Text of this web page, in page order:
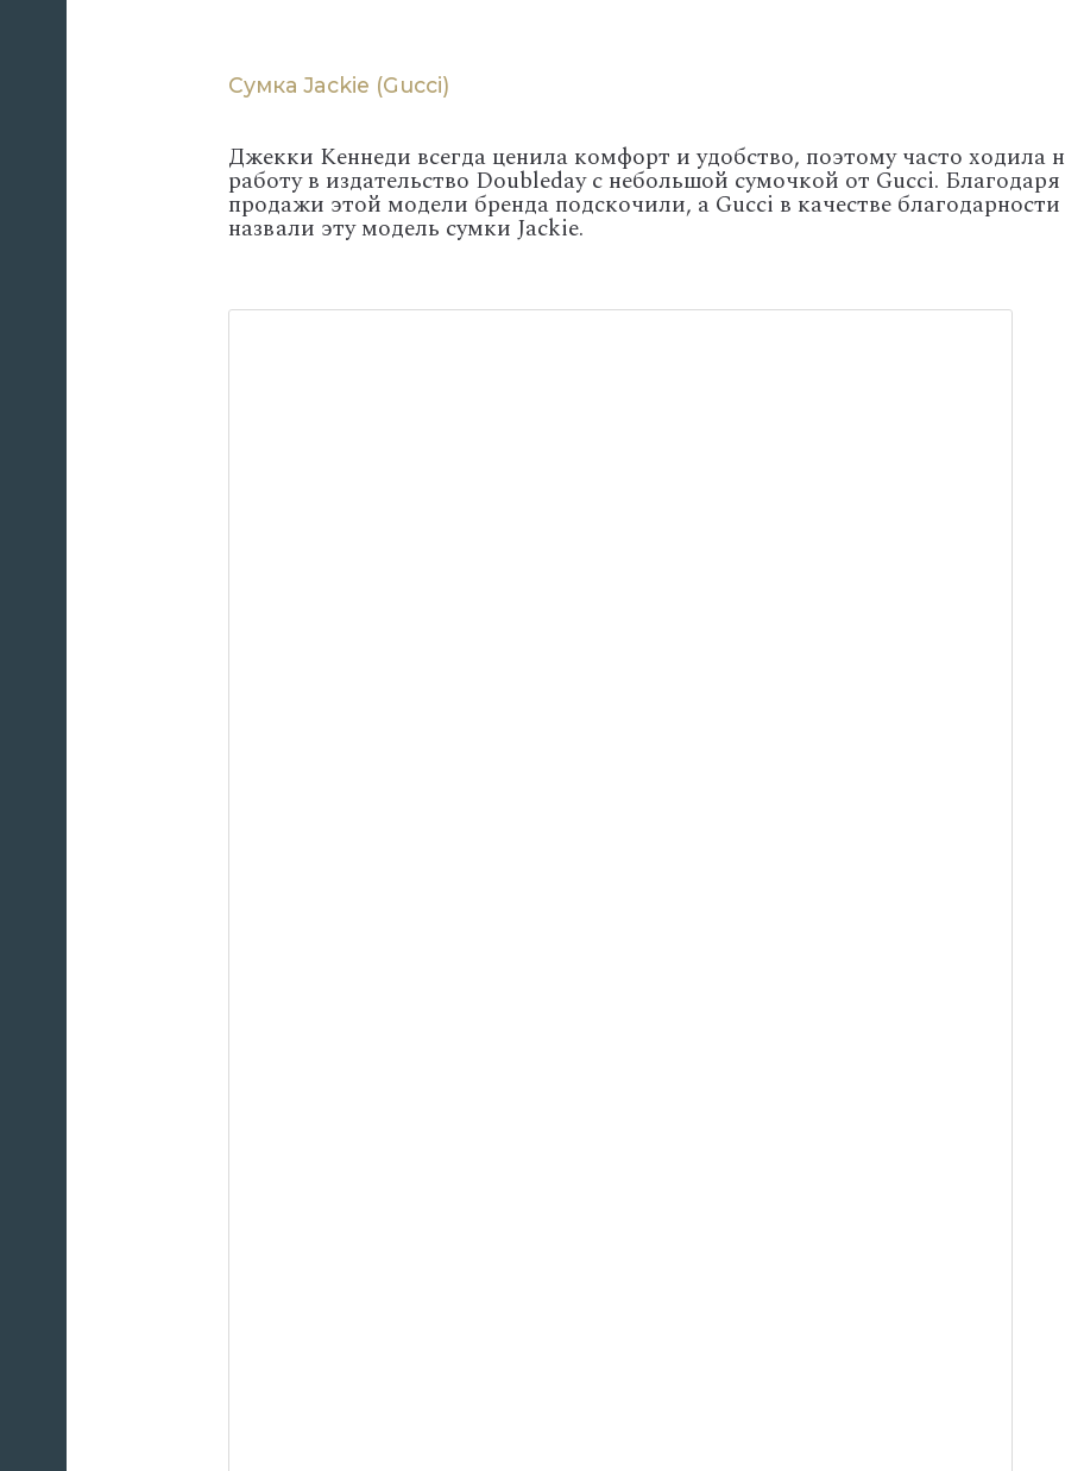
Сумка Jackie (Gucci)
Джекки Кеннеди всегда ценила комфорт и удобство, поэтому часто ходила
работу в издательство Doubleday с небольшой сумочкой от Gucci.
продажи этой модели бренда подскочили, а Gucci в качестве благодарности
назвали эту модель сумки Jackie.